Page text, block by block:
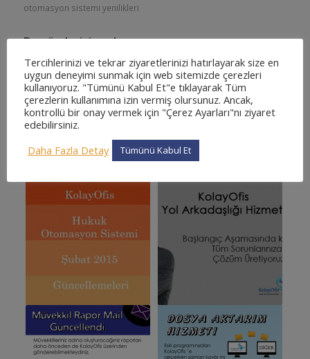
otomasyon sistemi yenilikleri
Bu gönderiyi paylaş
Beğenebilecekleriniz:
Tercihlerinizi ve tekrar ziyaretlerinizi hatırlayarak size en
uygun deneyimi sunmak için web sitemizde çerezleri
kullanıyoruz. "Tümünü Kabul Et"e tıklayarak Tüm
çerezlerin kullanımına izin vermiş olursunuz. Ancak,
kontrollü bir onay vermek için "Çerez Ayarları"nı ziyaret
edebilirsiniz.
Daha Fazla Detay
Tümünü Kabul Et